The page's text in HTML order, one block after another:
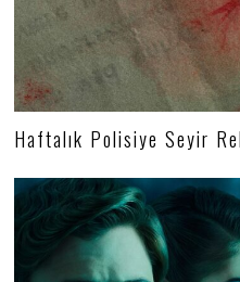
Haftalık Polisiye Seyir